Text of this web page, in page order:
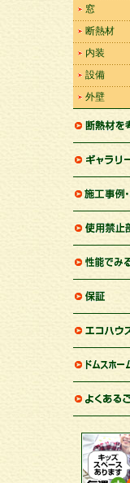
窓
断熱材
内装
設備
外壁
り